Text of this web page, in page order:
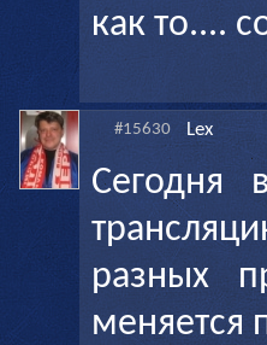
как то....
#15630 Lex
Сегодня
разных
меняется